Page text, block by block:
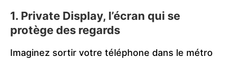
1. Private Display, l’écran qui se
protège des regards
Imaginez sortir votre téléphone dans le métro